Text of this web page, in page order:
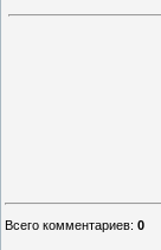
Всего комментариев: 0